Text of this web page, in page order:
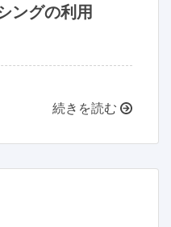
ングの利用
続きを読む